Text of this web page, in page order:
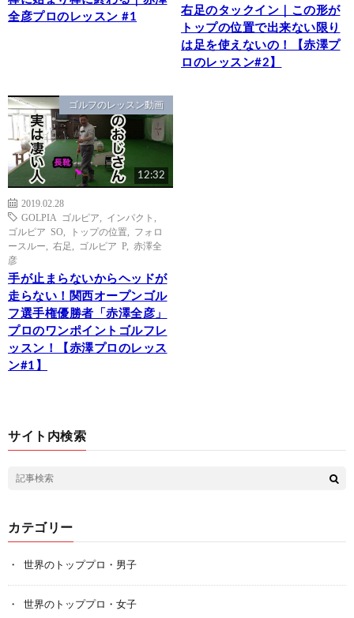
全彦プロのレッスン #1
右足のタックイン｜この形が
トップの位置で出来ない限り
は足を使えないの！【赤澤プ
ロのレッスン#2】
ゴルフのレッスン動画
12:32
2019.02.28
GOLPIA ゴルピア
インパクト
ゴルピア SO
トップの位置
フォロ
ースルー
右足 ゴルピア P
赤澤全
彦
手が止まらないからヘッドが
走らない！関西オープンゴル
フ選手権優勝者「赤澤全彦」
プロのワンポイントゴルフレ
ッスン！【赤澤プロのレッス
ン#1】
サイト内検索
カテゴリー
世界のトッププロ・男子
世界のトッププロ・女子